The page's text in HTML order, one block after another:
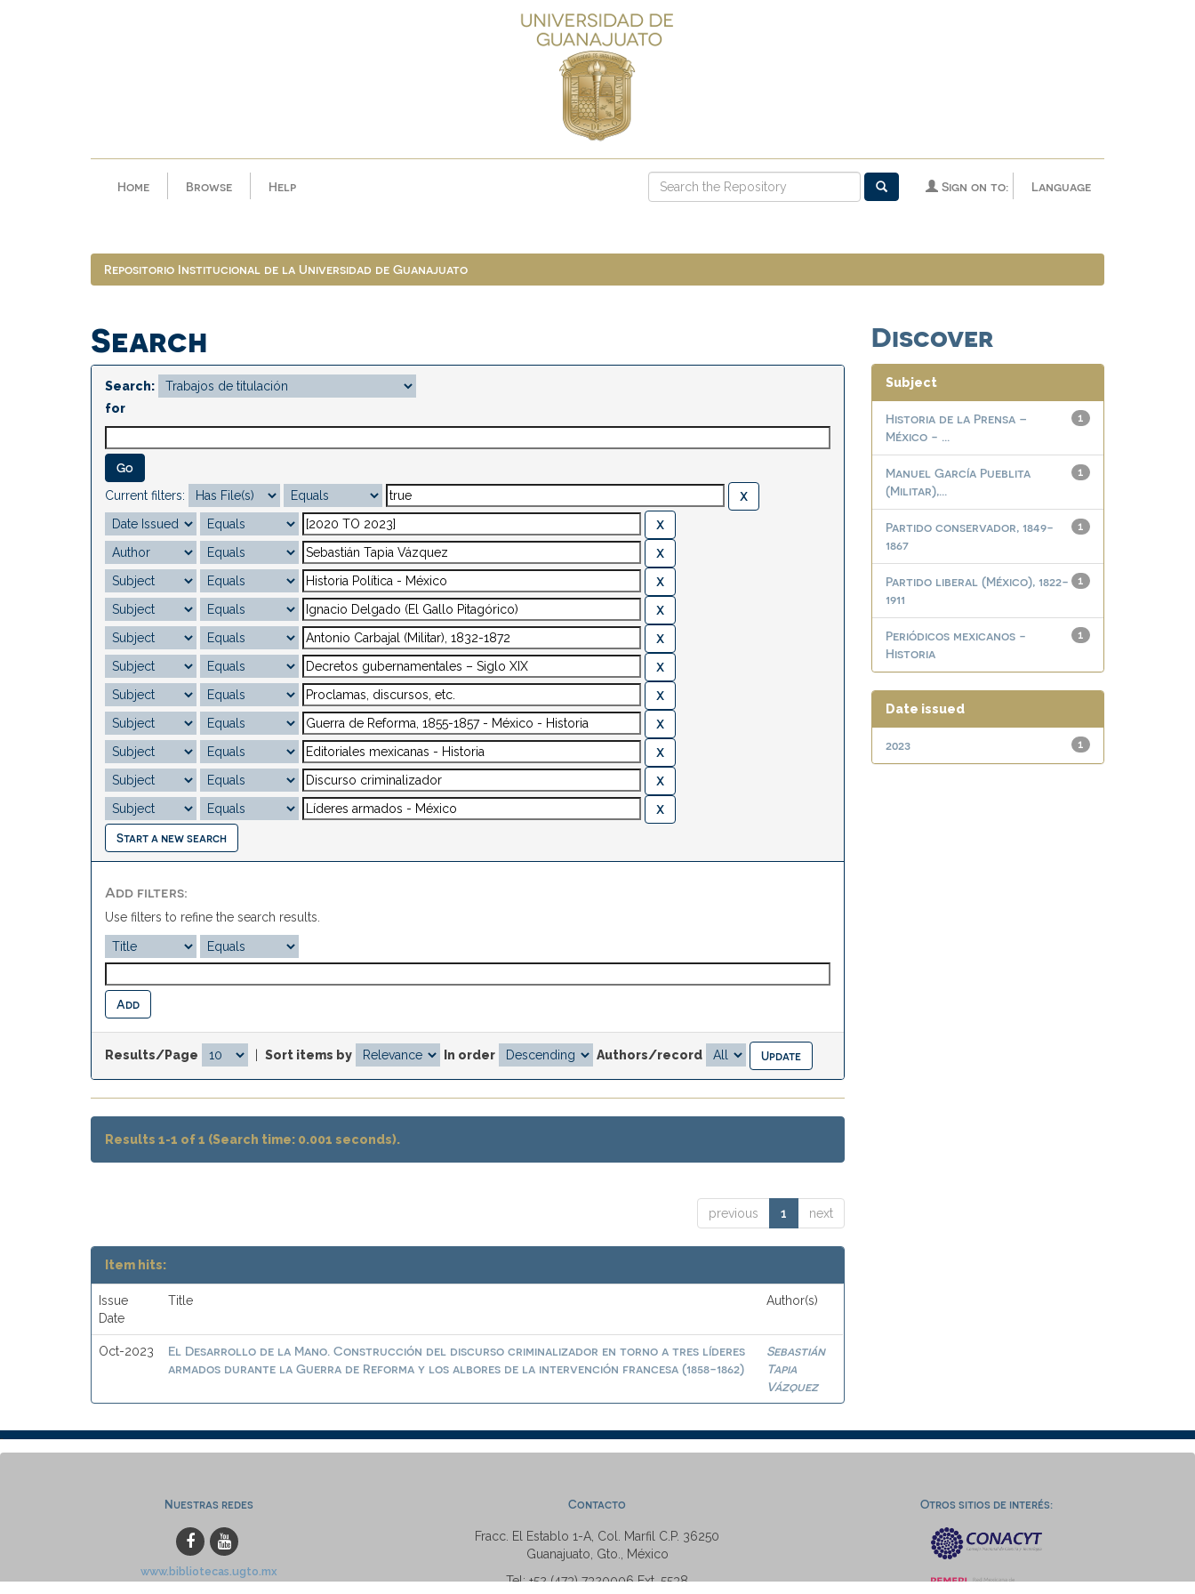
Home Browse Help Language
Sign on to:
Repositorio Institucional de la Universidad de Guanajuato
Search
Search:
for
Current filters:
Start a new search
Add filters:
Use filters to refine the search results.
Results/Page Sort items by In order Authors/record
Results 1-1 of 1 (Search time: 0.001 seconds).
previous 1 next
Item hits:
Issue
Date
Title Author(s)
Oct-2023
El Desarrollo de la Mano. Construcción del discurso criminalizador en torno a tres líderes
armados durante la Guerra de Reforma y los albores de la intervención francesa (1858-1862)
Sebastián
Tapia
Vázquez
Discover
Subject
1
Historia de la Prensa –
México - ...
1
Manuel García Pueblita
(Militar),...
1
Partido conservador, 1849-
1867
1
Partido liberal (México), 1822-
1911
1
Periódicos mexicanos -
Historia
Date issued
1
2023
Nuestras redes
www.bibliotecas.ugto.mx
Contacto
Fracc. El Establo 1-A, Col. Marfil C.P. 36250
Guanajuato, Gto., México
Tel: +52 (473) 7320006 Ext. 5538
Otros sitios de interés: